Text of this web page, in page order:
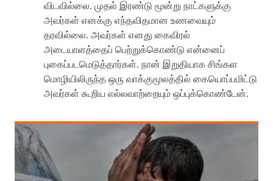
விடவில்லை. முதல் இரண்டு மூன்று நாட்களுக்கு
அவர்கள் எனக்கு எந்தவிதமான உணவையும்
தரவில்லை. அவர்கள் எனது கைவிரல்
அடையாளத்தைப் பெற்றுக்கொண்டு என்னைப்
புகைப்படமெடுத்தார்கள். நான் இறுதியாக சிங்கள
மொழியிலிருந்த ஒரு வாக்குமூலத்தில் கையொப்பமிட்டு
அவர்கள் கூறிய எல்லவாற்றையும் ஒப்புக்கொண்டேன்.